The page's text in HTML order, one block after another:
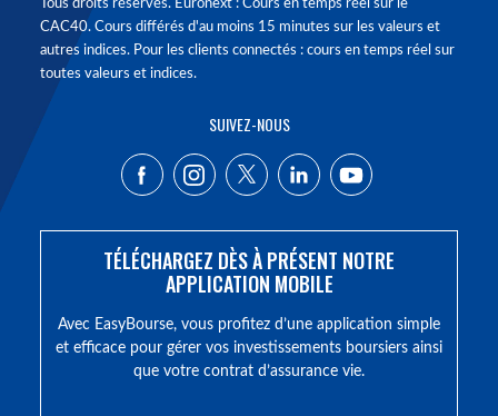
Tous droits réservés. Euronext : Cours en temps réel sur le
CAC40. Cours différés d'au moins 15 minutes sur les valeurs et
autres indices. Pour les clients connectés : cours en temps réel sur
toutes valeurs et indices.
SUIVEZ-NOUS
TÉLÉCHARGEZ DÈS À PRÉSENT NOTRE
APPLICATION MOBILE
Avec EasyBourse, vous profitez d’une application simple
et efficace pour gérer vos investissements boursiers ainsi
que votre contrat d’assurance vie.